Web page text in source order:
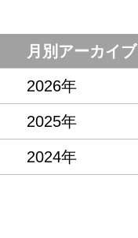
月別アーカイブ
2026年
2025年
2024年